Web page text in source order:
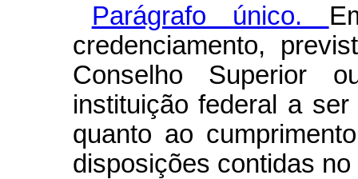
Parágrafo único.
credenciamento,
Conselho Superior
instituição federal a
quanto ao
disposições contidas no